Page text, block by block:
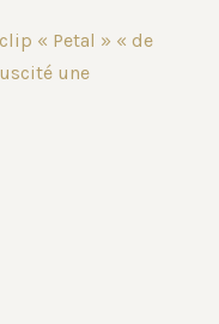
« Petal » « de
une